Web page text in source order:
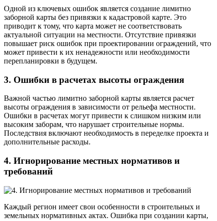
Одной из ключевых ошибок является создание лимитно
заборной карты без привязки к кадастровой карте. Это
приводит к тому, что карта может не соответствовать
актуальной ситуации на местности. Отсутствие привязки
повышает риск ошибок при проектировании ограждений, что
может привести к их ненадежности или необходимости
перепланировки в будущем.
3. Ошибки в расчетах высоты ограждения
Важной частью лимитно заборной карты является расчет
высоты ограждения в зависимости от рельефа местности.
Ошибки в расчетах могут привести к слишком низким или
высоким заборам, что нарушает строительные нормы.
Последствия включают необходимость в переделке проекта и
дополнительные расходы.
4. Игнорирование местных нормативов и
требований
Каждый регион имеет свои особенности в строительных и
земельных нормативных актах. Ошибка при создании карты,